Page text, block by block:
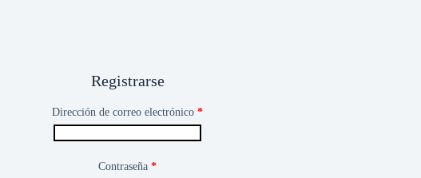
Registrarse
Dirección de correo electrónico *
Contraseña *